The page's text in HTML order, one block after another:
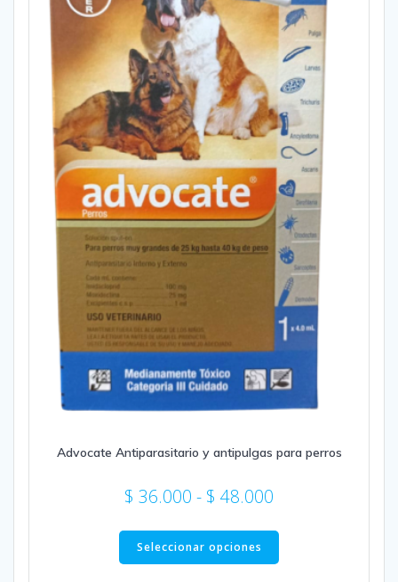
Advocate Antiparasitario y antipulgas para perros
$ 36.000 - $ 48.000
desde
Seleccionar opciones
Este
tiene